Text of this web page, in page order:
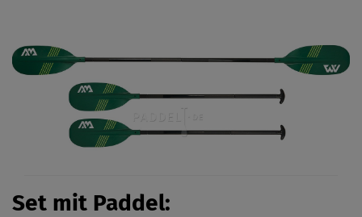
Set mit Paddel: